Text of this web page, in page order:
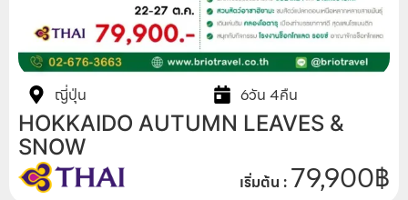
ญี่ปุ่น 6วัน 4คืน
HOKKAIDO AUTUMN LEAVES &
SNOW
เริ่มต้น : 79,900฿